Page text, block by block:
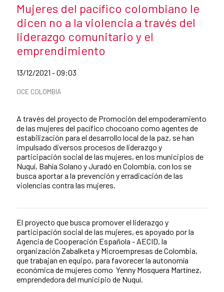
News title
Mujeres del pacífico colombiano le
dicen no a la violencia a través del
liderazgo comunitario y el
emprendimiento
Date of publication of the news item
13/12/2021 - 09:03
News categories
OCE COLOMBIA
A través del proyecto de Promoción del empoderamiento
de las mujeres del pacífico chocoano como agentes de
estabilización para el desarrollo local de la paz, se han
impulsado diversos procesos de liderazgo y
participación social de las mujeres, en los municipios de
Nuquí, Bahía Solano y Juradó en Colombia, con los se
busca aportar a la prevención y erradicación de las
violencias contra las mujeres.
News content
El proyecto que busca promover el liderazgo y
participación social de las mujeres, es apoyado por la
Agencia de Cooperación Española - AECID, la
organización Zabalketa y Microempresas de Colombia,
que trabajan en equipo, para favorecer la autonomía
económica de mujeres como Yenny Mosquera Martínez,
emprendedora del municipio de Nuquí.